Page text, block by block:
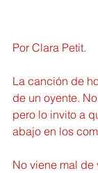
Por Clara Petit.
La canción de
de un oyente.
pero lo invito a
abajo en los
No viene mal